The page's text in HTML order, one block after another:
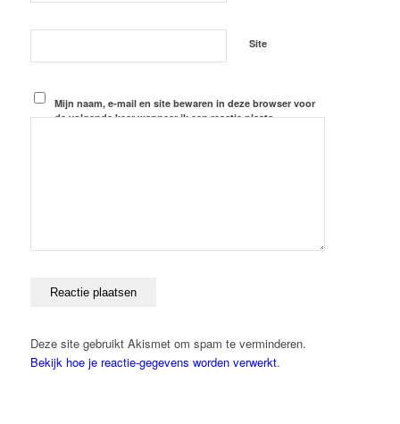
Site
Mijn naam, e-mail en site bewaren in deze browser voor
de volgende keer wanneer ik een reactie plaats.
Deze site gebruikt Akismet om spam te verminderen.
Bekijk hoe je reactie-gegevens worden verwerkt.